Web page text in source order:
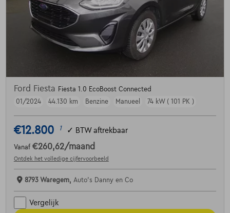
Ford Fiesta Fiesta 1.0 EcoBoost Connected
01/2024
44.130 km Benzine Manueel 74 kW ( 101 PK )
€12.800 1 ✓ BTW aftrekbaar
Vanaf €260,62/maand
Ontdek het volledige cijfervoorbeeld
8793 Waregem, Auto's Danny en Co
Vergelijk